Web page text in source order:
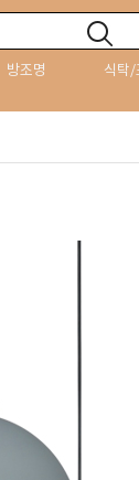
방조명 식탁/